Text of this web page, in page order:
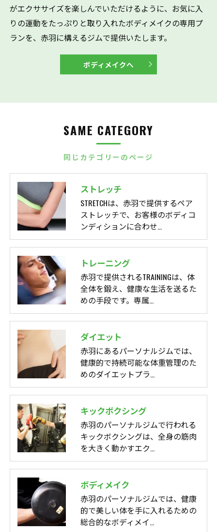
がエクササイズを楽しんでいただけるように、お気に入
りの運動をたっぷりと取り入れたボディメイクの専用プ
ランを、赤羽に構えるジムで提供いたします。
ボディメイクへ
同じカテゴリーのページ
SAME CATEGORY
ストレッチ
STRETCHは、赤羽で提供するペア
ストレッチで、お客様のボディコ
ンディションに合わせ…
トレーニング
赤羽で提供されるTRAININGは、体
全体を鍛え、健康な生活を送るた
めの手段です。専属…
ダイエット
赤羽にあるパーソナルジムでは、
健康的で持続可能な体重管理のた
めのダイエットプラ…
キックボクシング
赤羽のパーソナルジムで行われる
キックボクシングは、全身の筋肉
を大きく動かすエク…
ボディメイク
赤羽のパーソナルジムでは、健康
的で美しい体を手に入れるための
総合的なボディメイ…